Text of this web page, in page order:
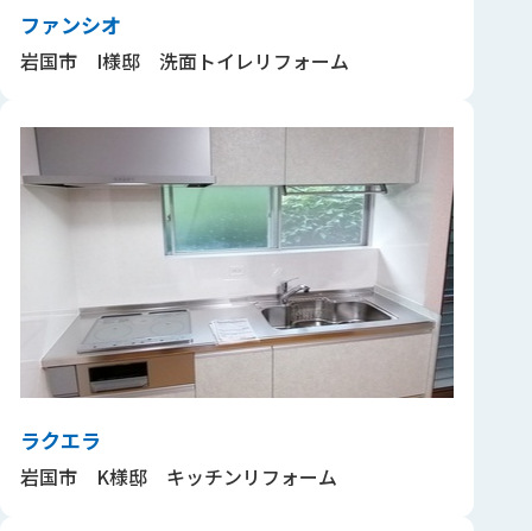
ファンシオ
岩国市 I様邸 洗面トイレリフォーム
ラクエラ
岩国市 K様邸 キッチンリフォーム